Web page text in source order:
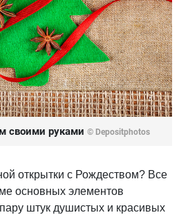
своими руками © Depositphotos
открытки с Рождеством? Все
основных элементов
штук душистых и красивых